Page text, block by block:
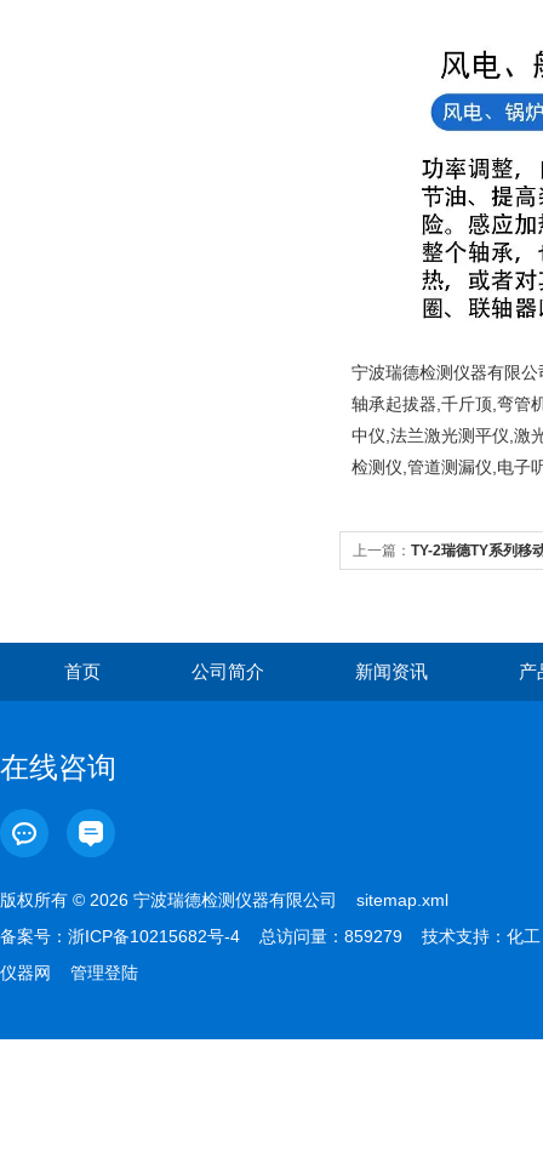
宁波瑞德检测仪器有限
轴承起拔器,千斤顶,弯管
中仪,法兰激光测平仪,激
检测仪,管道测漏仪,电子
上一篇： TY-2瑞德TY系列移
首页 公司简介 新闻资讯 产
在线咨询
版权所有 © 2026 宁波瑞德检测仪器有限公司 sitemap.xml
备案号： 浙ICP备10215682号-4 总访问量：859279 技术支持： 化工
仪器网
管理登陆